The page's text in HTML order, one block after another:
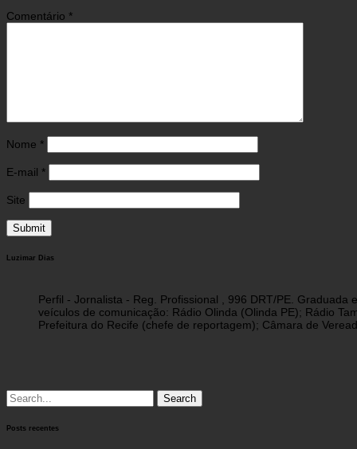
Comentário *
Nome *
E-mail *
Site
Luzimar Dias
Perfil - Jornalista - Reg. Profissional , 996 DRT/PE.
veículos de comunicação: Rádio Olinda (Olinda PE); Rádio
Prefeitura do Recife (chefe de reportagem); Câmara de
Search
for:
Posts recentes